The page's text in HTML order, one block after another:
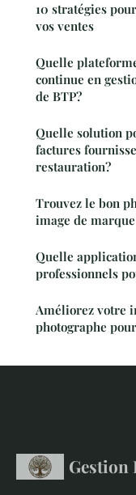
10 stratégies
vos ventes
Quelle
continue en
de BTP?
Quelle solution
factures
restauration?
Trouvez le bon
image de marque
Quelle
professionnels
Améliorez votre
photographe
Gestion